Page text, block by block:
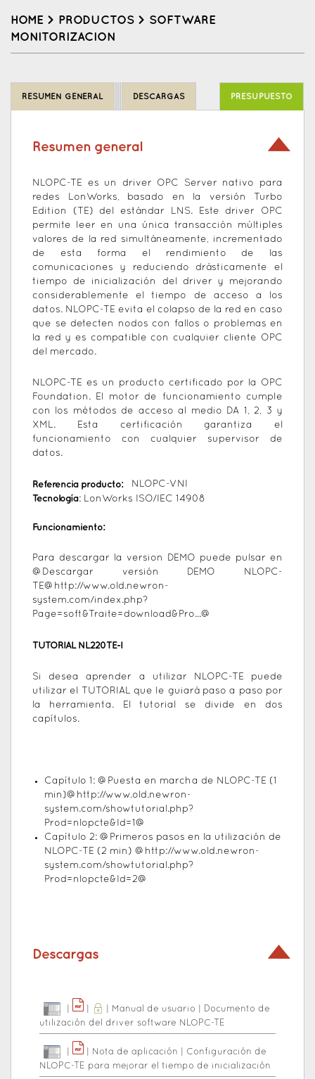
HOME > PRODUCTOS > SOFTWARE
MONITORIZACION
top
RESUMEN GENERAL DESCARGAS PRESUPUESTO
Resumen general
NLOPC-TE es un driver OPC Server nativo para
redes LonWorks, basado en la versión Turbo
Edition (TE) del estándar LNS. Este driver OPC
permite leer en una única transacción múltiples
valores de la red simultáneamente, incrementado
de esta forma el rendimiento de las
comunicaciones y reduciendo drásticamente el
tiempo de inicialización del driver y mejorando
considerablemente el tiempo de acceso a los
datos. NLOPC-TE evita el colapso de la red en caso
que se detecten nodos con fallos o problemas en
la red y es compatible con cualquier cliente OPC
del mercado.
NLOPC-TE es un producto certificado por la OPC
Foundation. El motor de funcionamiento cumple
con los métodos de acceso al medio DA 1, 2, 3 y
XML. Esta certificación garantiza el
funcionamiento con cualquier supervisor de
datos.
Referencia producto:
NLOPC-VNI
Tecnología: LonWorks ISO/IEC 14908
Funcionamiento:
Para descargar la version DEMO puede pulsar en
@Descargar versión DEMO NLOPC-
TE@ http://www.old.newron-
system.com/index.php?
Page=soft&Traite=download&Pro...@
TUTORIAL NL220TE-I
Si desea aprender a utilizar NLOPC-TE puede
utilizar el TUTORIAL que le guiará paso a paso por
la herramienta. El tutorial se divide en dos
capítulos.
Capítulo 1: @Puesta en marcha de NLOPC-TE (1
min)@ http://www.old.newron-
system.com/showtutorial.php?
Prod=nlopcte&Id=1@
Capítulo 2: @Primeros pasos en la utilización de
NLOPC-TE (2 min) @ http://www.old.newron-
system.com/showtutorial.php?
Prod=nlopcte&Id=2@
Descargas
Manual de usuario
Documento de
utilización del driver software NLOPC-TE
Nota de aplicación
Configuración de
NLOPC-TE para mejorar el tiempo de inicialización